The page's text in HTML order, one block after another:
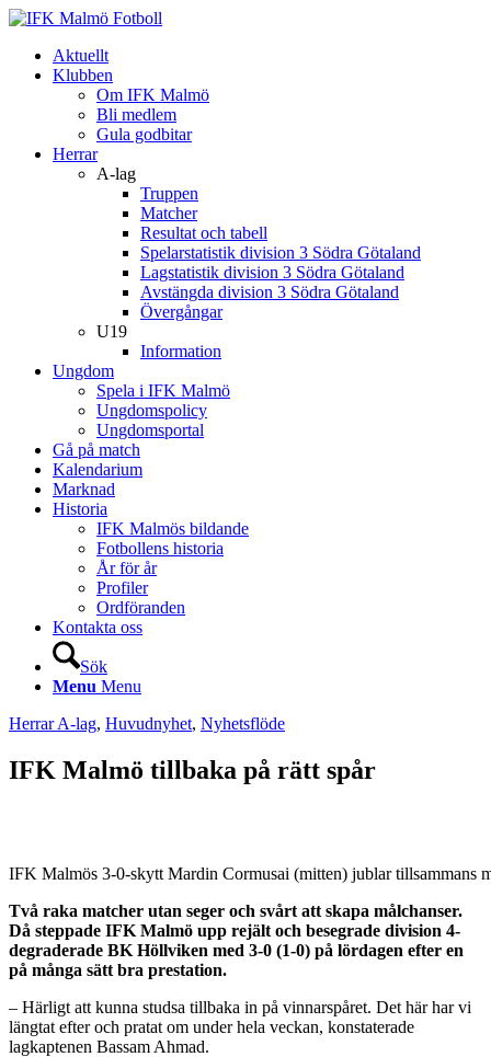
Aktuellt
Klubben
Om IFK Malmö
Bli medlem
Gula godbitar
Herrar
A-lag
Truppen
Matcher
Resultat och tabell
Spelarstatistik division 3 Södra Götaland
Lagstatistik division 3 Södra Götaland
Avstängda division 3 Södra Götaland
Övergångar
U19
Information
Ungdom
Spela i IFK Malmö
Ungdomspolicy
Ungdomsportal
Gå på match
Kalendarium
Marknad
Historia
IFK Malmös bildande
Fotbollens historia
År för år
Profiler
Ordföranden
Kontakta oss
Sök
Menu Menu
Herrar A-lag, Huvudnyhet, Nyhetsflöde
IFK Malmö tillbaka på rätt spår
IFK Malmös 3-0-skytt Mardin Cormusai (mitten) jublar tillsammans
Två raka matcher utan seger och svårt att skapa målchanser.
Då steppade IFK Malmö upp rejält och besegrade division 4-
degraderade BK Höllviken med 3-0 (1-0) på lördagen efter en
på många sätt bra prestation.
– Härligt att kunna studsa tillbaka in på vinnarspåret. Det här har vi
längtat efter och pratat om under hela veckan, konstaterade
lagkaptenen Bassam Ahmad.